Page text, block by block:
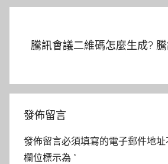
覽
騰訊會議二維碼怎麼生成?
發佈留言
發佈留言必須填寫的電子郵件地址
欄位標示為 *